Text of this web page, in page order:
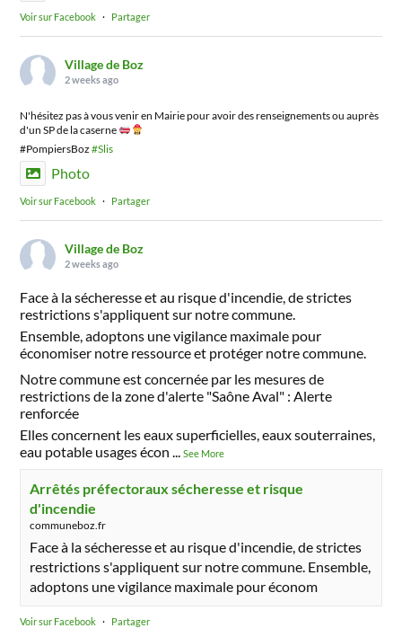
Voir sur Facebook · Partager
Village de Boz
2 weeks ago
N'hésitez pas à vous venir en Mairie pour avoir des renseignements ou auprès
d'un SP de la caserne
#PompiersBoz#Slis
Photo
Voir sur Facebook · Partager
Village de Boz
2 weeks ago
Face à la sécheresse et au risque d'incendie, de strictes
restrictions s'appliquent sur notre commune.
Ensemble, adoptons une vigilance maximale pour
économiser notre ressource et protéger notre commune.
Notre commune est concernée par les mesures de
restrictions de la zone d'alerte "Saône Aval" : Alerte
renforcée
Elles concernent les eaux superficielles, eaux souterraines,
eau potable usages écon
...See More
Arrêtés préfectoraux sécheresse et risque
d'incendie
communeboz.fr
Face à la sécheresse et au risque d'incendie, de strictes
restrictions s'appliquent sur notre commune. Ensemble,
adoptons une vigilance maximale pour économ
Voir sur Facebook · Partager